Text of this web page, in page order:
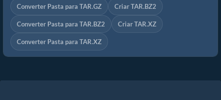
Converter Pasta para TAR.GZ Criar TAR.BZ2
Converter Pasta para TAR.BZ2 Criar TAR.XZ
Converter Pasta para TAR.XZ